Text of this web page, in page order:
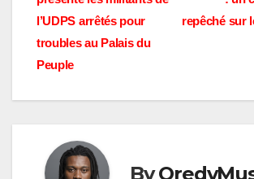
de
l’article
repêché sur
l’UDPS arrêtés pour
troubles au Palais du
Peuple
By